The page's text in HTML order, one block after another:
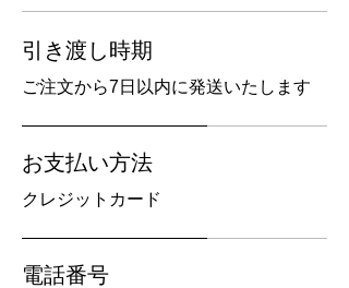
引き渡し時期
ご注文から7日以内に発送いたします
お支払い方法
クレジットカード
電話番号